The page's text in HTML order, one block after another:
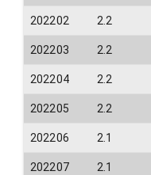
202202 2.2
202203 2.2
202204 2.2
202205 2.2
202206 2.1
202207 2.1